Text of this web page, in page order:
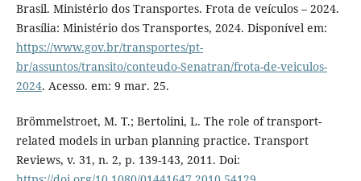
Brasil. Ministério dos Transportes. Frota de veículos – 2024.
Brasília: Ministério dos Transportes, 2024. Disponível em:
https://www.gov.br/transportes/pt-
br/assuntos/transito/conteudo-Senatran/frota-de-veiculos-
2024. Acesso. em: 9 mar. 25.
Brömmelstroet, M. T.; Bertolini, L. The role of transport-
related models in urban planning practice. Transport
Reviews, v. 31, n. 2, p. 139-143, 2011. Doi: